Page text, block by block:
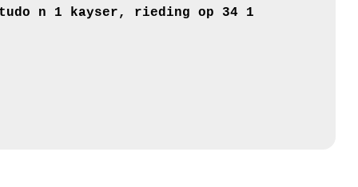
n 1 kayser, rieding op 34 1